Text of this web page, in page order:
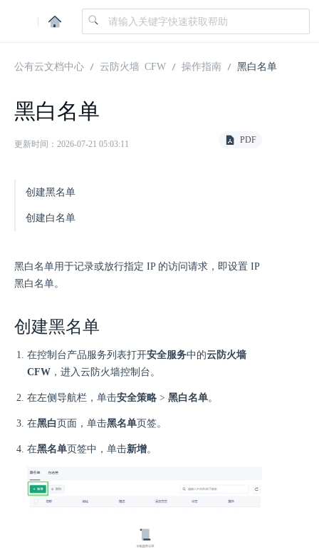
|
公有云文档中心 云防火墙 CFW 操作指南 黑白名单
黑白名单
更新时间：2026-07-21 05:03:11 PDF
创建黑名单
创建白名单
黑白名单用于记录或放行指定 IP 的访问请求，即设置 IP
黑白名单。
创建黑名单
在控制台产品服务列表打开安全服务中的云防火墙
CFW ，进入云防火墙控制台。
在左侧导航栏，单击安全策略 > 黑白名单。
在黑白页面，单击黑名单页签。
在黑名单页签中，单击新增。